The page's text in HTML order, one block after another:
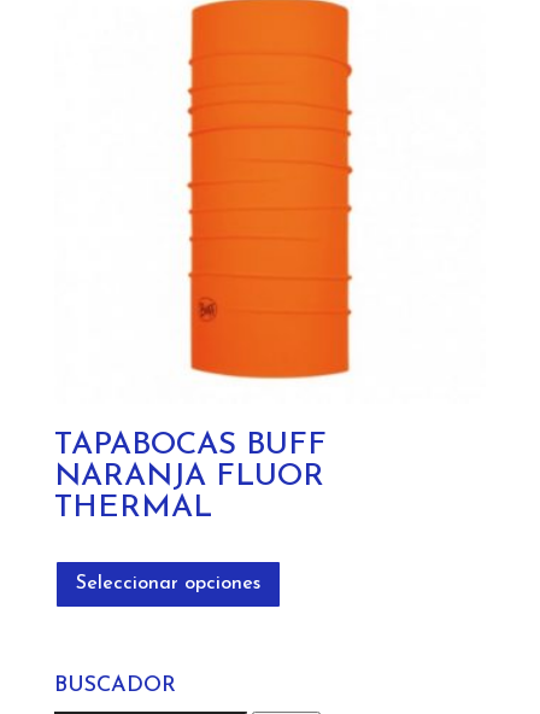
TAPABOCAS BUFF
NARANJA FLUOR
THERMAL
Seleccionar opciones
BUSCADOR